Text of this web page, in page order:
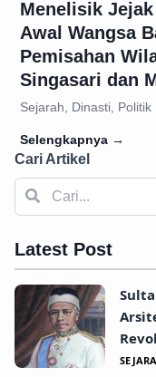
Menelisik
Awal Wangsa
Pemisahan
Singasari dan
Sejarah, Dinasti,
Selengkapnya →
Cari Artikel
Latest Post